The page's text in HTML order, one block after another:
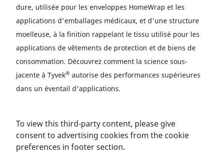
dure, utilisée pour les enveloppes HomeWrap et les
applications d'emballages médicaux, et d'une structure
moelleuse, à la finition rappelant le tissu utilisé pour les
applications de vêtements de protection et de biens de
consommation. Découvrez comment la science sous-
jacente à Tyvek® autorise des performances supérieures
dans un éventail d'applications.
To view this third-party content, please give
consent to advertising cookies from the cookie
preferences in footer section.